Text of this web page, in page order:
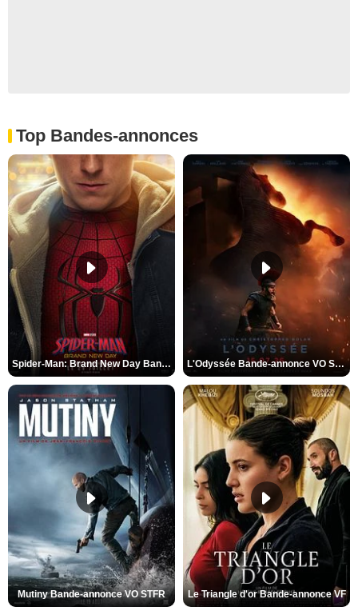
Top Bandes-annonces
Spider-Man: Brand New Day Bande-annonce VO STFR L'Odyssée Bande-annonce VO STFR
Mutiny Bande-annonce VO STFR Le Triangle d'or Bande-annonce VF